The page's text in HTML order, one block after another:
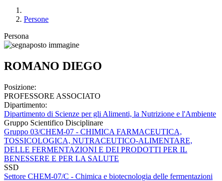
Persone
Persona
ROMANO DIEGO
Posizione:
PROFESSORE ASSOCIATO
Dipartimento:
Dipartimento di Scienze per gli Alimenti, la Nutrizione e l'Ambiente
Gruppo Scientifico Disciplinare
Gruppo 03/CHEM-07 - CHIMICA FARMACEUTICA,
TOSSICOLOGICA, NUTRACEUTICO-ALIMENTARE,
DELLE FERMENTAZIONI E DEI PRODOTTI PER IL
BENESSERE E PER LA SALUTE
SSD
Settore CHEM-07/C - Chimica e biotecnologia delle fermentazioni